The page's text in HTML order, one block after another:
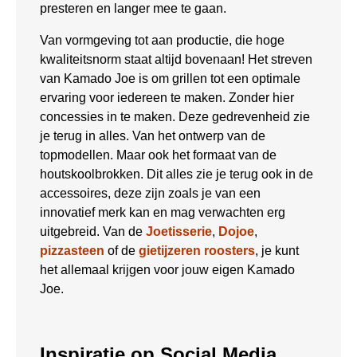
presteren en langer mee te gaan.
Van vormgeving tot aan productie, die hoge
kwaliteitsnorm staat altijd bovenaan! Het streven
van Kamado Joe is om grillen tot een optimale
ervaring voor iedereen te maken. Zonder hier
concessies in te maken. Deze gedrevenheid zie
je terug in alles. Van het ontwerp van de
topmodellen. Maar ook het formaat van de
houtskoolbrokken. Dit alles zie je terug ook in de
accessoires, deze zijn zoals je van een
innovatief merk kan en mag verwachten erg
uitgebreid. Van de Joetisserie, Dojoe,
pizzasteen of de gietijzeren roosters, je kunt
het allemaal krijgen voor jouw eigen Kamado
Joe.